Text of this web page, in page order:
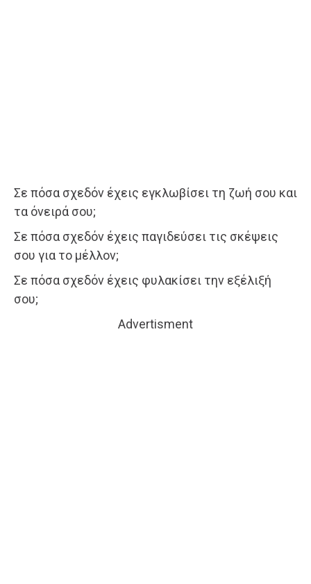
Σε πόσα σχεδόν έχεις εγκλωβίσει τη ζωή σου και
τα όνειρά σου;
Σε πόσα σχεδόν έχεις παγιδεύσει τις σκέψεις
σου για το μέλλον;
Σε πόσα σχεδόν έχεις φυλακίσει την εξέλιξή
σου;
Advertisment